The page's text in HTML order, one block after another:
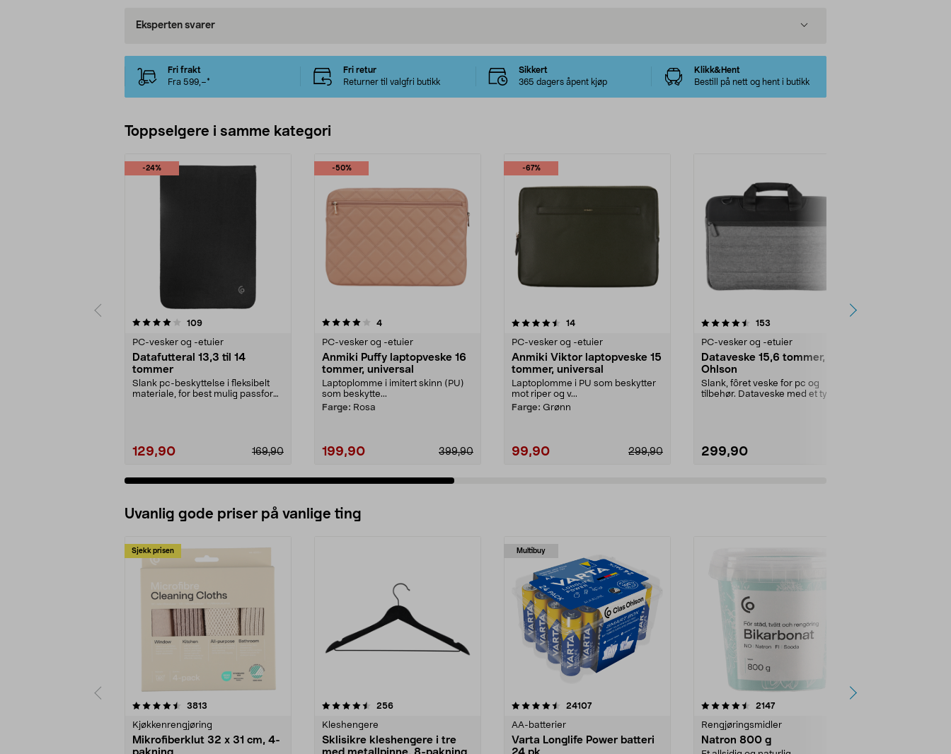
Eksperten svarer
Fri frakt
Fra 599,–*
Fri retur
Returner til valgfri butikk
Sikkert
365 dagers åpent kjøp
Klikk&Hent
Bestill på nett og hent i butikk
Toppselgere i samme kategori
-24%
109anmeldelser
PC-vesker og -etuier
Datafutteral 13,3 til 14
tommer
Slank pc-beskyttelse i fleksibelt
materiale, for best mulig passform.
129,90 169,90
-50%
4.0 av 5 stjerner 4anmeldelser
PC-vesker og -etuier
Anmiki Puffy laptopveske 16
tommer, universal
Laptoplomme i imitert skinn (PU)
som beskytte...
Farge: Rosa
199,90 399,90
-67%
4.5 av 5 stjerner 14anmeldelser
PC-vesker og -etuier
Anmiki Viktor laptopveske 15
tommer, universal
Laptoplomme i PU som beskytter
mot riper og v...
Farge: Grønn
99,90 299,90
4.5 av 5 stjerner 153
PC-vesker og -etuier
Dataveske 15,6 tommer, Clas
Ohlson
Slank, fôret veske for pc og
tilbehør. Dataveske med et tykt
299,90
0.0 av 5 stjerner
Uvanlig gode priser på vanlige ting
Sjekk prisen
3813
Kjøkkenrengjøring
Mikrofiberklut 32 x 31 cm, 4-
4.5av 5 stjerner 256anmeldelser
Kleshengere
Sklisikre kleshengere i tre
Multibuy
4.5av 5 stjerner 24107anmeldelser
AA-batterier
Varta Longlife Power batteri
4.5av 5 stjerner 2147anmeldelser
Rengjøringsmidler
Natron 800 g
4.0av 5 stjerner